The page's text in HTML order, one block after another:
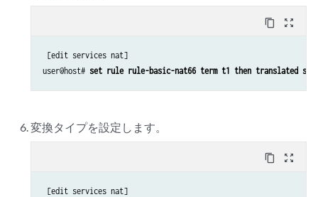
content_copy zoom_out_map
[edit services nat]
user@host# set rule rule-basic-nat66 term t1 then translated
変換タイプを設定します。
content_copy zoom_out_map
[edit services nat]